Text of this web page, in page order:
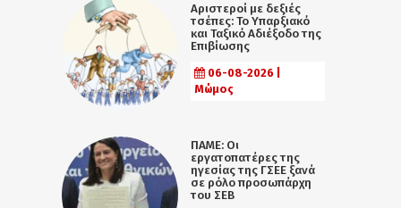
Αριστεροί με δεξιές
τσέπες: Το Υπαρξιακό
και Ταξικό Αδιέξοδο της
Επιβίωσης
06-08-2026 |
Μώμος
ΠΑΜΕ: Οι
εργατοπατέρες της
ηγεσίας της ΓΣΕΕ ξανά
σε ρόλο προσωπάρχη
του ΣΕΒ